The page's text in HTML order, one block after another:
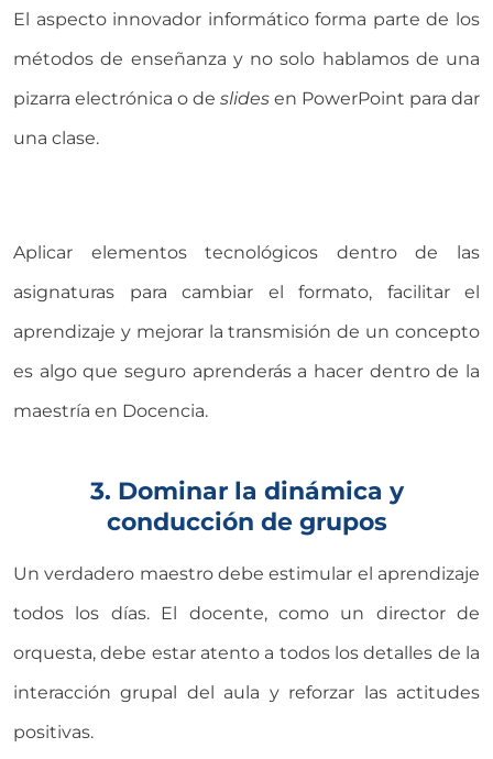
El aspecto innovador informático forma parte de los
métodos de enseñanza y no solo hablamos de una
pizarra electrónica o de slides en PowerPoint para dar
una clase.
Aplicar elementos tecnológicos dentro de las
asignaturas para cambiar el formato, facilitar el
aprendizaje y mejorar la transmisión de un concepto
es algo que seguro aprenderás a hacer dentro de la
maestría en Docencia.
3. Dominar la dinámica y
conducción de grupos
Un verdadero maestro debe estimular el aprendizaje
todos los días. El docente, como un director de
orquesta, debe estar atento a todos los detalles de la
interacción grupal del aula y reforzar las actitudes
positivas.